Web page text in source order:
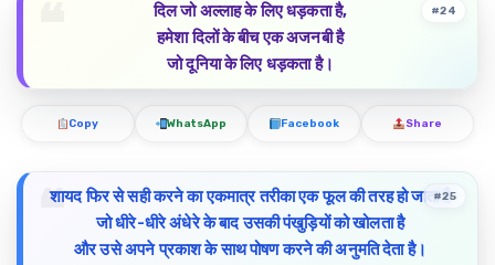
दिल जो अल्लाह के लिए धड़कता है,
हमेशा दिलों के बीच एक अजनबी है
जो दूनिया के लिए धड़कता है।
#24
Copy WhatsApp Facebook Share
शायद फिर से सही करने का एकमात्र तरीका एक फूल की तरह हो जाता है
जो धीरे-धीरे अंधेरे के बाद उसकी पंखुड़ियों को खोलता है
और उसे अपने प्रकाश के साथ पोषण करने की अनुमति देता है।
#25